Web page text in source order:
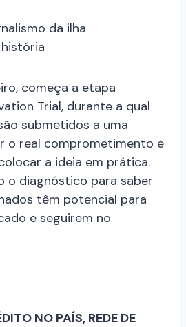
da ilha
começa a etapa
Trial, durante a qual
submetidos a uma
o real comprometimento e
a ideia em prática.
o diagnóstico para saber
têm potencial para
e seguirem no
NO PAÍS, REDE DE